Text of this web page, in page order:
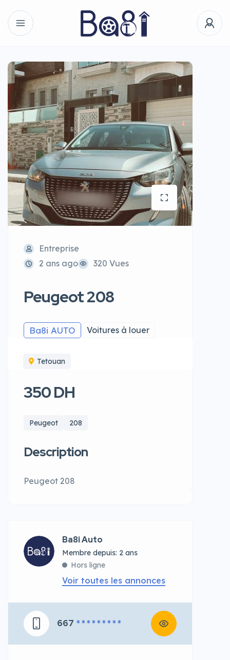
Entreprise
2 ans ago
320 Vues
Peugeot 208
Ba8i AUTO Voitures à louer
Tetouan
350 DH
Peugeot 208
Description
Peugeot 208
Ba8i Auto
Membre depuis: 2 ans
Hors ligne
Voir toutes les annonces
667 * * * * * * * * *